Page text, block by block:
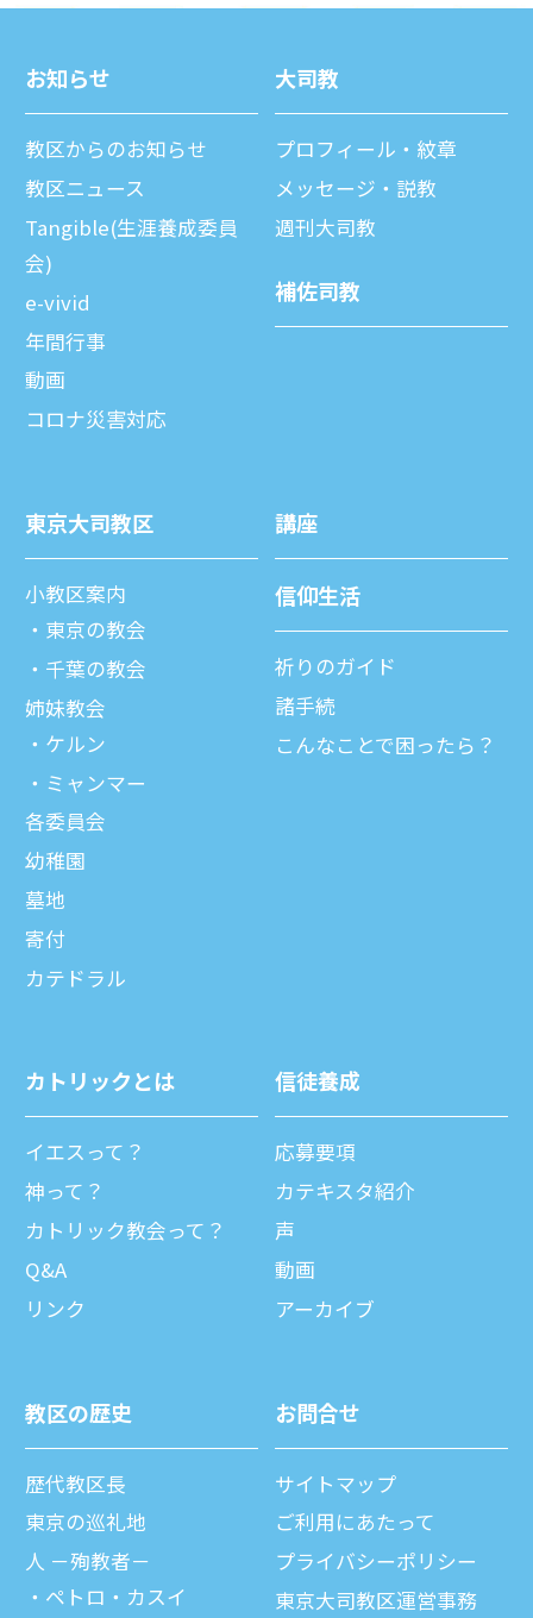
お知らせ
教区からのお知らせ
教区ニュース
Tangible(生涯養成委員
会)
e-vivid
年間⾏事
動画
コロナ災害対応
⼤司教
プロフィール・紋章
メッセージ・説教
週刊⼤司教
補佐司教
東京⼤司教区
⼩教区案内
東京の教会
千葉の教会
姉妹教会
ケルン
ミャンマー
各委員会
幼稚園
墓地
寄付
カテドラル
講座
信仰⽣活
祈りのガイド
諸⼿続
こんなことで困ったら？
カトリックとは
イエスって？
神って？
カトリック教会って？
Q&A
リンク
信徒養成
応募要項
カテキスタ紹介
声
動画
アーカイブ
教区の歴史
歴代教区⻑
東京の巡礼地
⼈ －殉教者－
ペトロ・カスイ
お問合せ
サイトマップ
ご利⽤にあたって
プライバシーポリシー
東京大司教区運営事務